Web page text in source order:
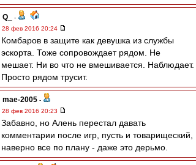
Q_
-
28 фев 2016 20:24
Комбаров в защите как девушка из службы
эскорта. Тоже сопровождает рядом. Не
мешает. Ни во что не вмешивается. Наблюдает.
Просто рядом трусит.
mae-2005 -
28 фев 2016 20:23
Забавно, но Алень перестал давать
комментарии после игр, пусть и товарищеский,
наверно все по плану - даже это дерьмо.